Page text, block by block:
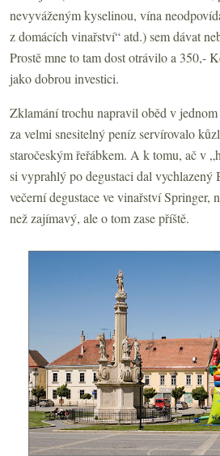
nevyváženým kyselinou, vína
z domácích vinařství“ atd.) sem dávat
Prostě mne to tam dost otrávilo a 350,-
jako dobrou investici.
Zklamání trochu napravil oběd v
za velmi snesitelný peníz servírovalo
staročeským řeřábkem. A k tomu, ač v
si vyprahlý po degustaci dal vychlazený
večerní degustace ve vinařství Springer,
než zajímavý, ale o tom zase příště.